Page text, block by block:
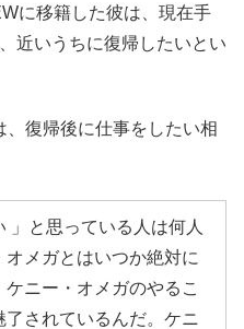
に移籍した彼は、現在手
近いうちに復帰したいとい
、復帰後に仕事をしたい相
」と思っている人は何人
メガとはいつか絶対に
ニー・オメガのやるこ
されているんだ。ケニ